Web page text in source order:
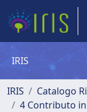
IRIS
IRIS
Catalogo
4 Contributo